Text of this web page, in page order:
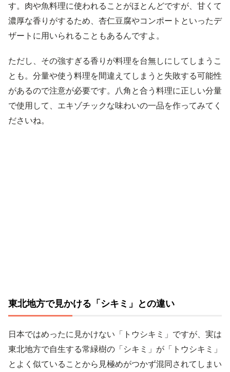
す。肉や魚料理に使われることがほとんどですが、甘くて
濃厚な香りがするため、杏仁豆腐やコンポートといったデ
ザートに用いられることもあるんですよ。
ただし、その強すぎる香りが料理を台無しにしてしまうこ
とも。分量や使う料理を間違えてしまうと失敗する可能性
があるので注意が必要です。八角と合う料理に正しい分量
で使用して、エキゾチックな味わいの一品を作ってみてく
ださいね。
東北地方で見かける「シキミ」との違い
日本ではめったに見かけない「トウシキミ」ですが、実は
東北地方で自生する常緑樹の「シキミ」が「トウシキミ」
とよく似ていることから見極めがつかず混同されてしまい